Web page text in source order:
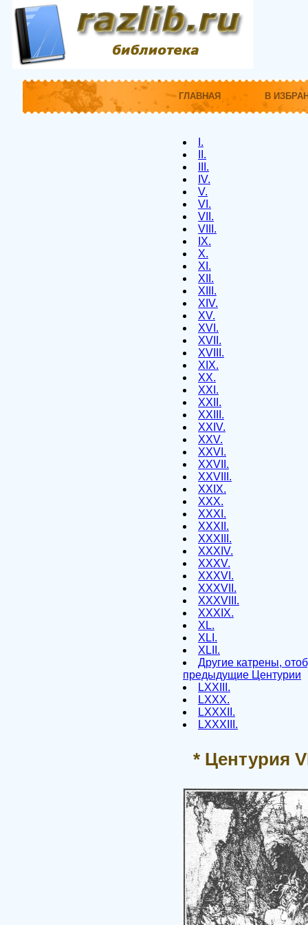
ГЛАВНАЯ В
I.
II.
III.
IV.
V.
VI.
VII.
VIII.
IX.
X.
XI.
XII.
XIII.
XIV.
XV.
XVI.
XVII.
XVIII.
XIX.
XX.
XXI.
XXII.
XXIII.
XXIV.
XXV.
XXVI.
XXVII.
XXVIII.
XXIX.
XXX.
XXXI.
XXXII.
XXXIII.
XXXIV.
XXXV.
XXXVI.
XXXVII.
XXXVIII.
XXXIX.
XL.
XLI.
XLII.
Другие катрены,
предыдущие Центурии
LXXIII.
LXXX.
LXXXII.
LXXXIII.
* Центурия